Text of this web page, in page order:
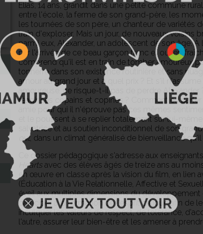
Élias, 14 ans, grandit dans une petite commune
entre l'école, la ferme de son grand-père, les
les tournées de son père, un chanteur de variétés
train d'exploser. Mais un jour, de nouveaux voisins
parmi eux, Alexander, un adolescent de son âge.
par l'arrivée de ce beau garçon franc et ouvert
comprend qu'il est en train de tomber amoureux
tonnerre dans son existence routinière et sans
amour au grand jour et à quel prix ? Et s'il
amoureuse, ne risque-t-il pas de perdre
réagir ses copains et copines ? Comment en
amie pour qui il n'éprouve pas ces mêmes
et le poussent à se replier totalement sur lui-
salvatrice et au soutien inconditionnel de son
out, dans un climat généralisé de bienveillance
Ce dossier pédagogique s'adresse aux
Heartsavec des élèves âgés de treize ans au
en œuvre en classe après la vision du film, en lien
(Éducation à la Vie Relationnelle, Affective et
éveil aux multiples dimensions du
participer à la formation de l'esprit critique afin de
inculquer les valeurs de respect, de tolérance,
l'autre, assurer leur bien-être et les amener à